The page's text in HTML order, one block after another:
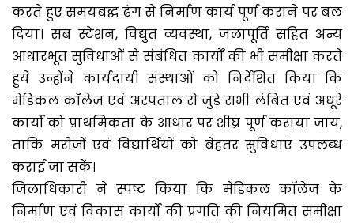
करते हुए समयबद्ध ढंग से निर्माण कार्य पूर्ण कराने पर बल
दिया। सब स्टेशन, विद्युत व्यवस्था, जलापूर्ति सहित अन्य
आधारभूत सुविधाओं से संबंधित कार्यों की भी समीक्षा करते
हुये उन्होंने कार्यदायी संस्थाओं को निर्देशित किया कि
मेडिकल कॉलेज एवं अस्पताल से जुड़े सभी लंबित एवं अधूरे
कार्यों को प्राथमिकता के आधार पर शीघ्र पूर्ण कराया जाय,
ताकि मरीजों एवं विद्यार्थियों को बेहतर सुविधाएं उपलब्ध
कराई जा सकें।
जिलाधिकारी ने स्पष्ट किया कि मेडिकल कॉलेज के
निर्माण एवं विकास कार्यों की प्रगति की नियमित समीक्षा